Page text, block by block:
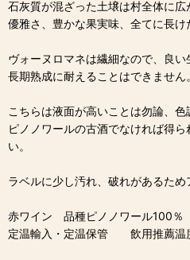
石灰質が混ざった土壌は村全体に広
優雅さ、豊かな果実味、全てに長け
ヴォーヌロマネは繊細なので、良い
長期熟成に耐えることはできません。
こちらは液面が高いことは勿論、色
ピノノワールの古酒でなければ得
い。
ラベルに少し汚れ、破れがあるため
赤ワイン 品種ピノノワール100
定温輸入・定温保管 飲用推薦